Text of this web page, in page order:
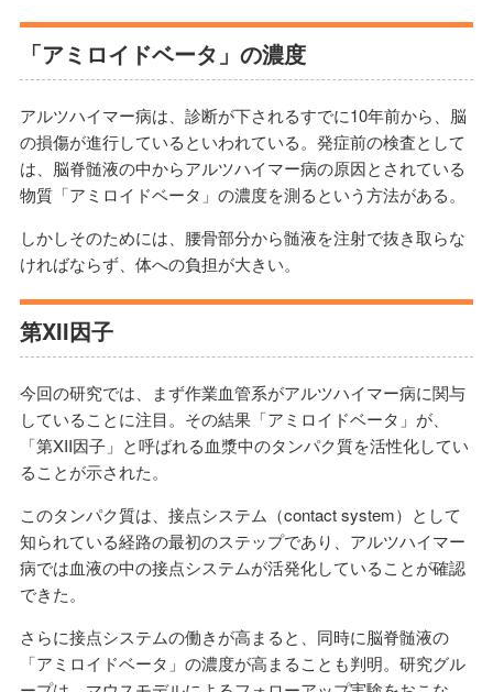
「アミロイドベータ」の濃度
アルツハイマー病は、診断が下されるすでに10年前から、脳
の損傷が進行しているといわれている。発症前の検査として
は、脳脊髄液の中からアルツハイマー病の原因とされている
物質「アミロイドベータ」の濃度を測るという方法がある。
しかしそのためには、腰骨部分から髄液を注射で抜き取らな
ければならず、体への負担が大きい。
第XII因子
今回の研究では、まず作業血管系がアルツハイマー病に関与
していることに注目。その結果「アミロイドベータ」が、
「第XII因子」と呼ばれる血漿中のタンパク質を活性化してい
ることが示された。
このタンパク質は、接点システム（contact system）として
知られている経路の最初のステップであり、アルツハイマー
病では血液の中の接点システムが活発化していることが確認
できた。
さらに接点システムの働きが高まると、同時に脳脊髄液の
「アミロイドベータ」の濃度が高まることも判明。研究グル